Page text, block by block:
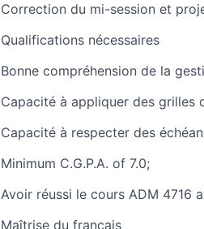
Correction du mi-session et
Qualifications nécessaires
Bonne compréhension de la
Capacité à appliquer des
Capacité à respecter des
Minimum C.G.P.A. of 7.0;
Avoir réussi le cours ADM 4716
Maîtrise du français